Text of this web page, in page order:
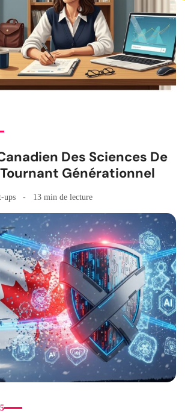
Des Sciences De
Tournant Générationnel
ups 13 min de lecture